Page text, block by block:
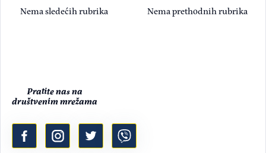
Nema sledećih rubrika Nema prethodnih rubrika
Pratite nas na
društvenim mrežama